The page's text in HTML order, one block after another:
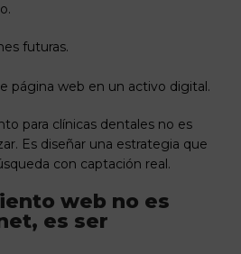
futuras.
página web en un activo digital.
para clínicas dentales no es
Es diseñar una estrategia que
con captación real.
web no es
es ser